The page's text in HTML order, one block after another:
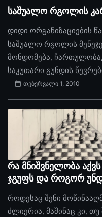
საშუალო რგოლის
დიდი ორგანიზაციების
საშუალო რგოლის
მონდომება,
საკუთარი გუნდის
თებერვალი 1, 2010
რა მნიშვნელობა
ჯგუფს და როგორ
როდესაც შენი
ძლიერია, მაშინაც კი,